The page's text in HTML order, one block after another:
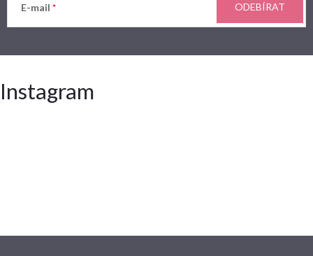
E-mail ODEBÍRAT
Instagram